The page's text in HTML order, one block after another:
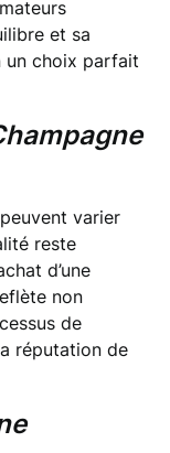
et sa
un choix parfait
varier
reste
d’une
non
de
réputation de